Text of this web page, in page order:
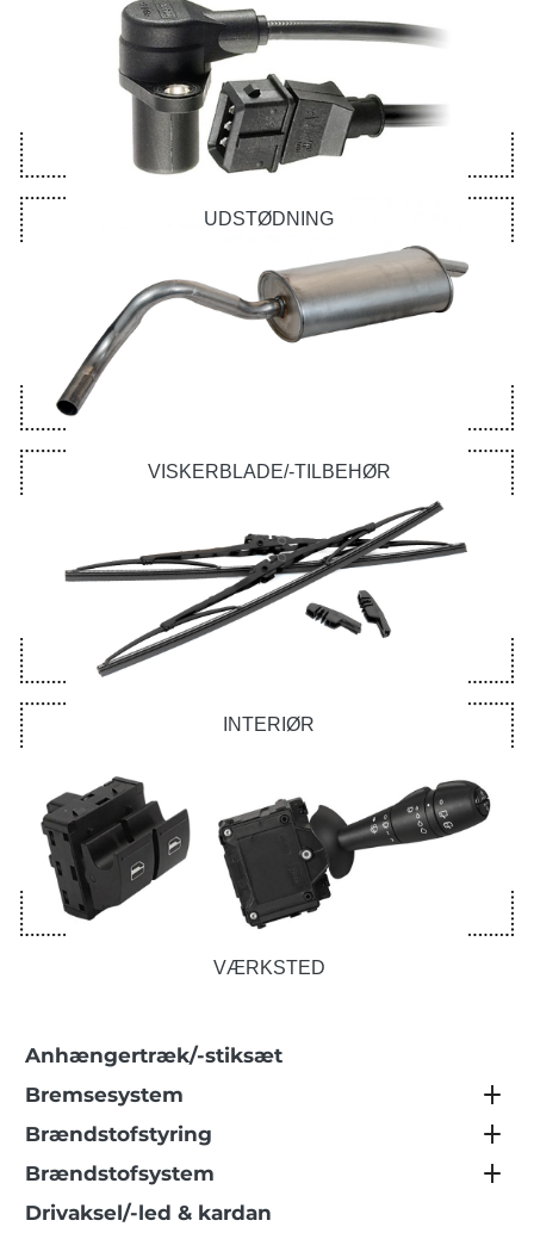
UDSTØDNING
VISKERBLADE/-TILBEHØR
INTERIØR
VÆRKSTED
Anhængertræk/-stiksæt
Bremsesystem
Brændstofstyring
Brændstofsystem
Drivaksel/-led & kardan